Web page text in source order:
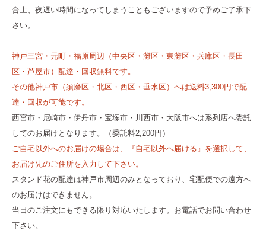
合上、夜遅い時間になってしまうこともございますので予めご了承下
さい。
神戸三宮・元町・福原周辺（中央区・灘区・東灘区・兵庫区・長田
区・芦屋市）配達・回収無料です。
その他神戸市（須磨区・北区・西区・垂水区）へは送料3,300円で配
達・回収が可能です。
西宮市・尼崎市・伊丹市・宝塚市・川西市・大阪市へは系列店へ委託
してのお届けとなります。（委託料2,200円）
ご自宅以外へのお届けの場合は、『自宅以外へ届ける』を選択して、
お届け先のご住所を入力して下さい。
スタンド花の配達は神戸市周辺のみとなっており、宅配便での遠方へ
のお届けはできません。
当日のご注文にもできる限り対応いたします。お電話でお問い合わせ
下さい。